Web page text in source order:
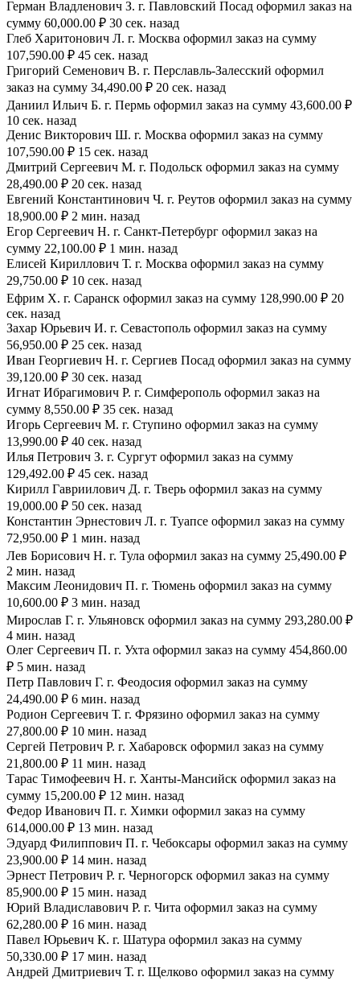
Герман Владленович З. г. Павловский Посад оформил заказ на
сумму 60,000.00 ₽ 30 сек. назад
Глеб Харитонович Л. г. Москва оформил заказ на сумму
107,590.00 ₽ 45 сек. назад
Григорий Семенович В. г. Перславль-Залесский оформил
заказ на сумму 34,490.00 ₽ 20 сек. назад
Даниил Ильич Б. г. Пермь оформил заказ на сумму 43,600.00 ₽
10 сек. назад
Денис Викторович Ш. г. Москва оформил заказ на сумму
107,590.00 ₽ 15 сек. назад
Дмитрий Сергеевич М. г. Подольск оформил заказ на сумму
28,490.00 ₽ 20 сек. назад
Евгений Константинович Ч. г. Реутов оформил заказ на сумму
18,900.00 ₽ 2 мин. назад
Егор Сергеевич Н. г. Санкт-Петербург оформил заказ на
сумму 22,100.00 ₽ 1 мин. назад
Елисей Кириллович Т. г. Москва оформил заказ на сумму
29,750.00 ₽ 10 сек. назад
Ефрим Х. г. Саранск оформил заказ на сумму 128,990.00 ₽ 20
сек. назад
Захар Юрьевич И. г. Севастополь оформил заказ на сумму
56,950.00 ₽ 25 сек. назад
Иван Георгиевич Н. г. Сергиев Посад оформил заказ на сумму
39,120.00 ₽ 30 сек. назад
Игнат Ибрагимович Р. г. Симферополь оформил заказ на
сумму 8,550.00 ₽ 35 сек. назад
Игорь Сергеевич М. г. Ступино оформил заказ на сумму
13,990.00 ₽ 40 сек. назад
Илья Петрович З. г. Сургут оформил заказ на сумму
129,492.00 ₽ 45 сек. назад
Кирилл Гавриилович Д. г. Тверь оформил заказ на сумму
19,000.00 ₽ 50 сек. назад
Константин Эрнестович Л. г. Туапсе оформил заказ на сумму
72,950.00 ₽ 1 мин. назад
Лев Борисович Н. г. Тула оформил заказ на сумму 25,490.00 ₽
2 мин. назад
Максим Леонидович П. г. Тюмень оформил заказ на сумму
10,600.00 ₽ 3 мин. назад
Мирослав Г. г. Ульяновск оформил заказ на сумму 293,280.00 ₽
4 мин. назад
Олег Сергеевич П. г. Ухта оформил заказ на сумму 454,860.00
₽ 5 мин. назад
Петр Павлович Г. г. Феодосия оформил заказ на сумму
24,490.00 ₽ 6 мин. назад
Родион Сергеевич Т. г. Фрязино оформил заказ на сумму
27,800.00 ₽ 10 мин. назад
Сергей Петрович Р. г. Хабаровск оформил заказ на сумму
21,800.00 ₽ 11 мин. назад
Тарас Тимофеевич Н. г. Ханты-Мансийск оформил заказ на
сумму 15,200.00 ₽ 12 мин. назад
Федор Иванович П. г. Химки оформил заказ на сумму
614,000.00 ₽ 13 мин. назад
Эдуард Филиппович П. г. Чебоксары оформил заказ на сумму
23,900.00 ₽ 14 мин. назад
Эрнест Петрович Р. г. Черногорск оформил заказ на сумму
85,900.00 ₽ 15 мин. назад
Юрий Владиславович Р. г. Чита оформил заказ на сумму
62,280.00 ₽ 16 мин. назад
Павел Юрьевич К. г. Шатура оформил заказ на сумму
50,330.00 ₽ 17 мин. назад
Андрей Дмитриевич Т. г. Щелково оформил заказ на сумму